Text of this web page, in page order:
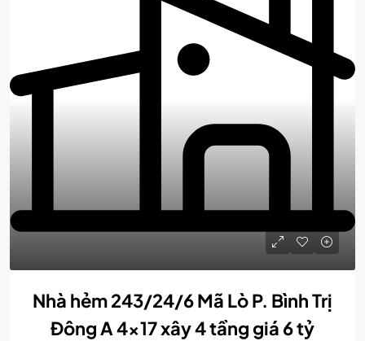
Nhà hẻm 243/24/6 Mã Lò P. Bình Trị
Đông A 4×17 xây 4 tầng giá 6 tỷ